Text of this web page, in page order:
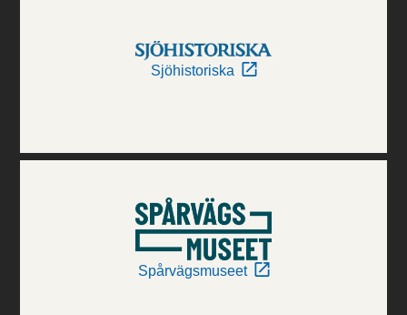
Sjöhistoriska
Spårvägsmuseet